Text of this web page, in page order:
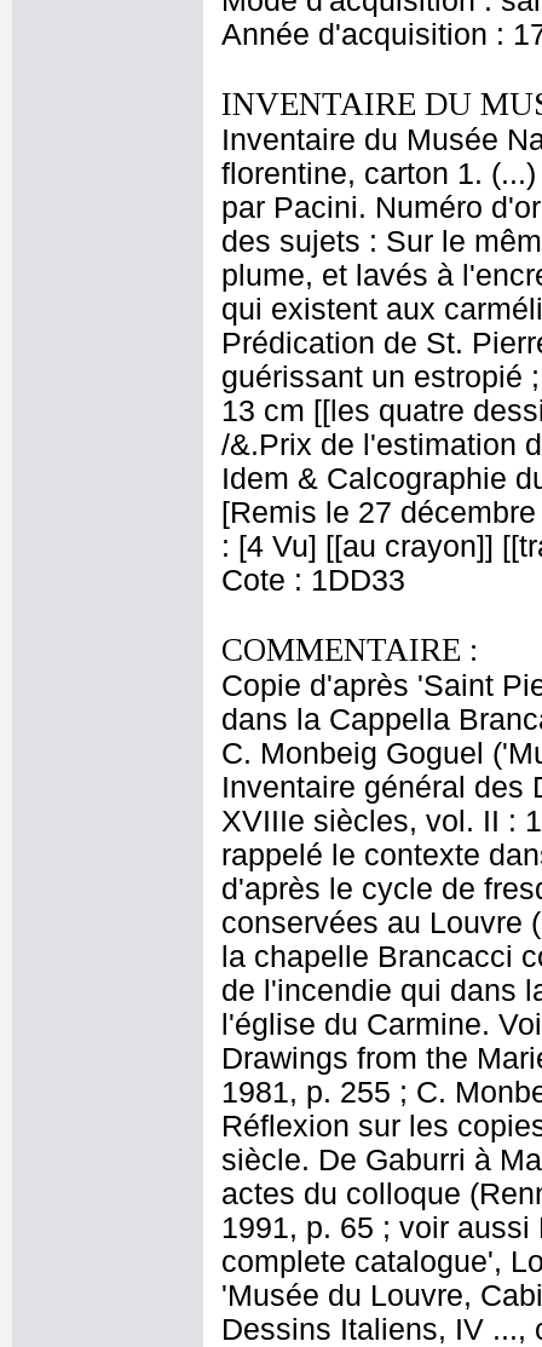
Année d'acquisition :
INVENTAIRE DU
Inventaire du Musée
florentine, carton 1.
par Pacini. Numéro
des sujets : Sur le
plume, et lavés à
qui existent aux
Prédication de St.
guérissant un estropié
13 cm [[les quatre
/&.Prix de l'estimation
Idem & Calcographie
[Remis le 27
: [4 Vu] [[au crayon]]
Cote : 1DD33
COMMENTAIRE :
Copie d'après 'Saint
dans la Cappella
C. Monbeig Goguel
Inventaire général des
XVIIIe siècles, vol. II :
rappelé le contexte
d'après le cycle de
conservées au Louvre
la chapelle Brancacci
de l'incendie qui dans
l'église du Carmine.
Drawings from the
1981, p. 255 ; C.
Réflexion sur les
siècle. De Gaburri à
actes du colloque
1991, p. 65 ; voir
complete catalogue',
'Musée du Louvre,
Dessins Italiens, IV ...,